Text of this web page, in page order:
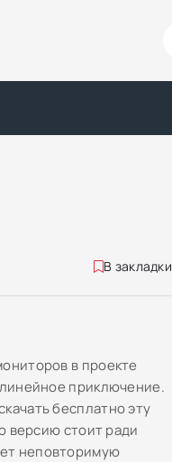
В закладки
в проекте
приключение.
бесплатно эту
версию стоит ради
неповторимую